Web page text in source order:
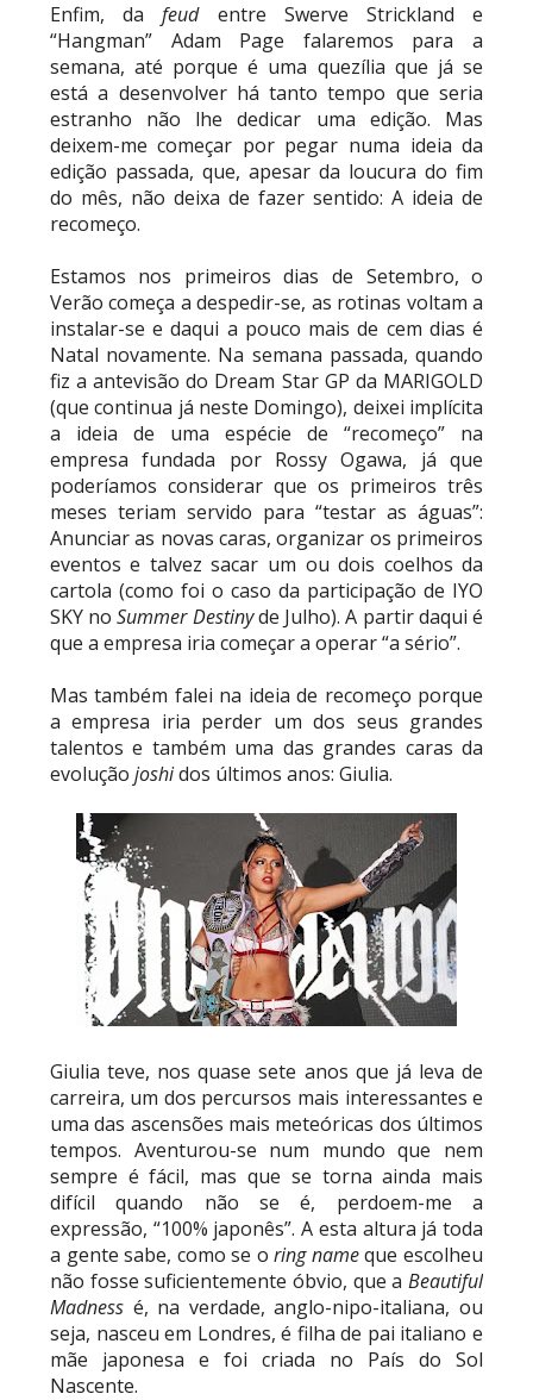
NOVOS CAMPEÕES DE TRIOS NA AEW: Brody
King, Bandido e Hangman Page conquistam os
títulos no Grand Slam Mexico
Unknown-Aug 06 2026
REVIRAVOLTA SURPREENDENTE NO GRAND
SLAM MEXICO: Persephone supera Kris
Statlander após interferência decisiva de
Hikaru Shida
Unknown-Aug 06 2026
TRIUNFO LENDÁRIO EM CIDADE DO MÉXICO:
Jericho, Místico e Darby Allin superam The Don
Callis Family no Grand Slam Mexico
Unknown-Aug 06 2026
RETENÇÃO DRAMÁTICA DO TÍTULO: Kyle
Fletcher supera Speedball Mike Bailey em
combate brutal no Grand Slam Mexico
Unknown-Aug 06 2026
VITÓRIA IMPRESSIONANTE E DESAFIO LANÇADO
PARA O ALL IN: Willow Nightingale e The
Brawling Birds levam a melhor no Grand Slam
Mexico
- Aug 06 2026
VAGA GARANTIDA NO CASINO GAUNTLET:
Andrade El Idolo vence combate de tripla
ameaça no Grand Slam Mexico e é brutalizado
por MJF
Unknown-Aug 06 2026
CAOS NO GRAND SLAM MEXICO: The Death
Riders vencem confronto caótico após confusão
Unknown-Aug 06 2026
WWE: Lola Vice despede-se do NXT após derrota
no Underground Match
SCSA867- Aug 06 2026
WWE: Bianca Belair e Montez Ford dão as boas-
vindas ao primeiro filho
SCSA867 -Aug 05 2026
Enfim, dafeud entre Swerve Strickland e
“Hangman” Adam Page falaremos para a
semana, até porque é uma quezília que já se
está a desenvolver há tanto tempo que seria
estranho não lhe dedicar uma edição. Mas
deixem-me começar por pegar numa ideia da
edição passada, que, apesar da loucura do fim
do mês, não deixa de fazer sentido: A ideia de
recomeço.
Estamos nos primeiros dias de Setembro, o
Verão começa a despedir-se, as rotinas voltam a
instalar-se e daqui a pouco mais de cem dias é
Natal novamente. Na semana passada, quando
fiz a antevisão do Dream Star GP da MARIGOLD
(que continua já neste Domingo), deixei implícita
a ideia de uma espécie de “recomeço” na
empresa fundada por Rossy Ogawa, já que
poderíamos considerar que os primeiros três
meses teriam servido para “testar as águas”:
Anunciar as novas caras, organizar os primeiros
eventos e talvez sacar um ou dois coelhos da
cartola (como foi o caso da participação de IYO
SKY noSummer Destinyde Julho). A partir daqui é
que a empresa iria começar a operar “a sério”.
Mas também falei na ideia de recomeço porque
a empresa iria perder um dos seus grandes
talentos e também uma das grandes caras da
evolução joshidos últimos anos: Giulia.
Giulia teve, nos quase sete anos que já leva de
carreira, um dos percursos mais interessantes e
uma das ascensões mais meteóricas dos últimos
tempos. Aventurou-se num mundo que nem
sempre é fácil, mas que se torna ainda mais
difícil quando não se é, perdoem-me a
expressão, “100% japonês”. A esta altura já toda
a gente sabe, como se oring nameque escolheu
não fosse suficientemente óbvio, que aBeautiful
Madnessé, na verdade, anglo-nipo-italiana, ou
seja, nasceu em Londres, é filha de pai italiano e
mãe japonesa e foi criada no País do Sol
Nascente.